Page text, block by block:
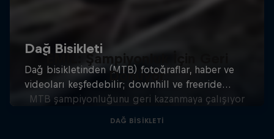
EMIL: Şampiyonluk İçin Geri
Dönüyor
MTB şampiyonluğunu geri kazanmaya çalışıyor
DAĞ BISIKLETI